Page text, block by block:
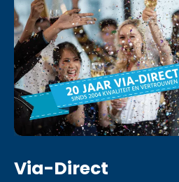
Via-Direct